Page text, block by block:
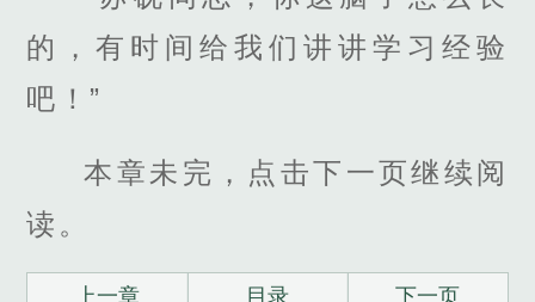
的，有时间给我们讲讲学习经验
吧！”
本章未完，点击下一页继续阅
读。
上一章 目录 下一页